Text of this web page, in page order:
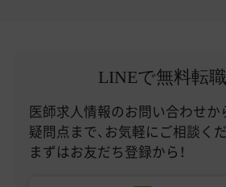
LINEで無料転
医師求人情報のお問い合わせか
疑問点まで、お気軽にご相談くだ
まずはお友だち登録から！